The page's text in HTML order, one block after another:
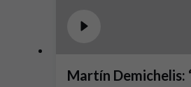
Martín Demichelis: